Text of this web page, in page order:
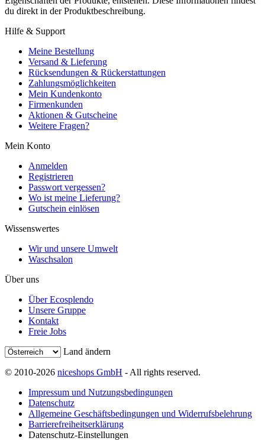
du direkt in der Produktbeschreibung.
Hilfe & Support
Meine Bestellung
Versand & Lieferung
Rücksendungen & Rückerstattungen
Zahlungsmöglichkeiten
Mein Kundenkonto
Firmenkunden
Aktionen & Gutscheine
Weitere Fragen?
Mein Konto
Anmelden
Registrieren
Passwort vergessen?
Wo ist meine Lieferung?
Gutschein einlösen
Wissenswertes
Wir und unsere Umwelt
Waschsalon
Über uns
Über Ecosplendo
Unsere Gruppe
Kontakt
Freie Jobs
Land ändern
© 2010-2026 niceshops GmbH - All rights reserved.
Impressum und Nutzungsbedingungen
Datenschutz
Allgemeine Geschäftsbedingungen und Widerrufsbelehrung
Barrierefreiheitserklärung
Datenschutz-Einstellungen